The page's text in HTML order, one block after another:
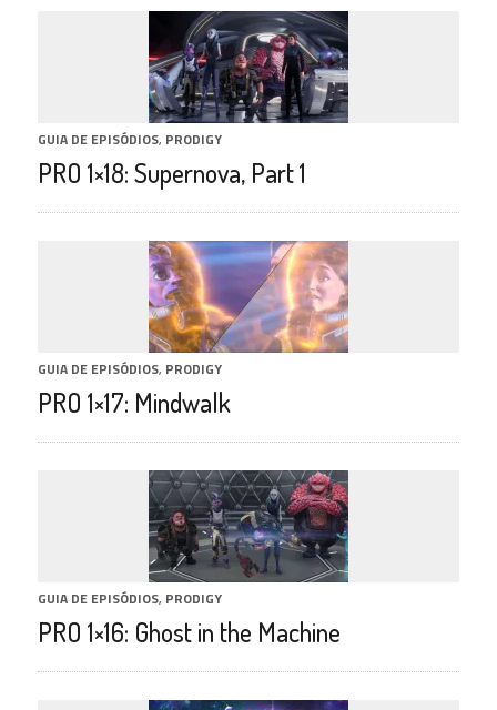
GUIA DE EPISÓDIOS, PRODIGY
PRO 1×18: Supernova, Part 1
GUIA DE EPISÓDIOS, PRODIGY
PRO 1×17: Mindwalk
GUIA DE EPISÓDIOS, PRODIGY
PRO 1×16: Ghost in the Machine